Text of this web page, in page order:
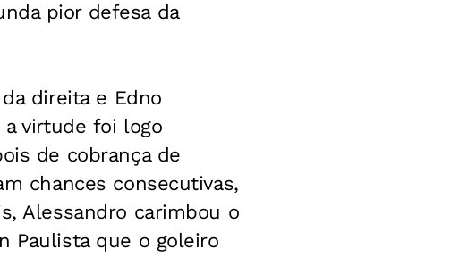
pior defesa da
direita e Edno
a virtude foi logo
de cobrança de
chances consecutivas,
Alessandro carimbou o
Paulista que o goleiro